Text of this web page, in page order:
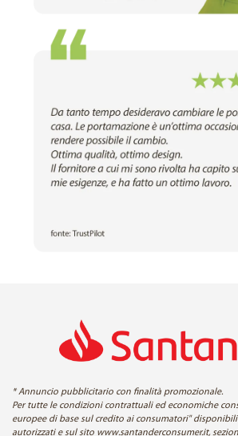
* Annuncio pubblicitario con finalità promozionale.
Per tutte le condizioni contrattuali ed economiche
europee di base sul credito ai consumatori"
autorizzati e sul sito www.santanderconsumer.it,